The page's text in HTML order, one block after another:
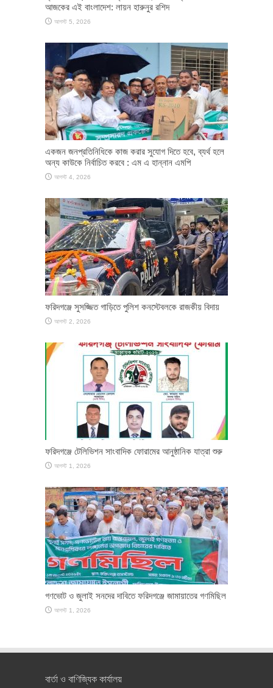
আজকের এই বাংলাদেশ: লায়ন হারুনুর রশিদ
আগস্ট 5, 2026
একজন জনপ্রতিনিধিকে কাজ করার সুযোগ দিতে হবে, ব্যর্থ হলে
অন্য কাউকে নির্বাচিত করবে : এম এ হান্নান এমপি
আগস্ট 4, 2026
ফরিদগঞ্জে সুসজ্জিত গাড়িতে পুলিশ কনস্টেবলকে রাজকীয় বিদায়
আগস্ট 2, 2026
ফরিদগঞ্জে টেলিভিশন সাংবাদিক ফোরামের আনুষ্ঠানিক যাত্রা শুরু
আগস্ট 1, 2026
গণভোট ও জুলাই সনদের দাবিতে ফরিদগঞ্জে জামায়াতের গণমিছিল
আগস্ট 1, 2026
বার্তা ও বাণিজ্যিক কার্যালয়